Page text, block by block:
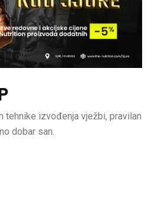
tehnike izvođenja vježbi, pravilan
dobar san.